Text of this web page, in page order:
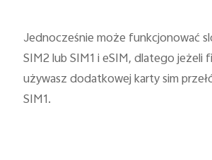
Jednocześnie może funkcjonować
SIM2 lub SIM1 i eSIM, dlatego jeżeli
używasz dodatkowej karty sim
SIM1.